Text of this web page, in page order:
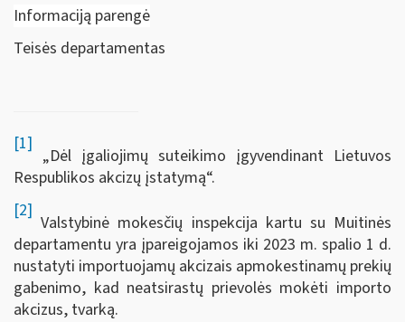
Informaciją parengė
Teisės departamentas
[1]
„Dėl įgaliojimų suteikimo įgyvendinant Lietuvos
Respublikos akcizų įstatymą“.
[2]
Valstybinė mokesčių inspekcija kartu su Muitinės
departamentu yra įpareigojamos iki 2023 m. spalio 1 d.
nustatyti importuojamų akcizais apmokestinamų prekių
gabenimo, kad neatsirastų prievolės mokėti importo
akcizus, tvarką.